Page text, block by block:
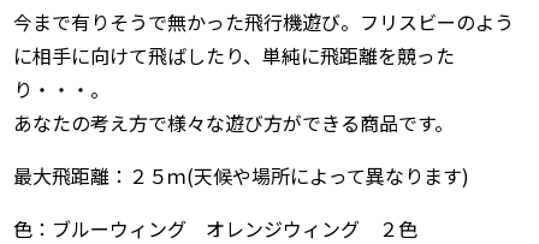
今まで有りそうで無かった飛行機遊び。フリスビーのよう
に相手に向けて飛ばしたり、単純に飛距離を競った
り・・・。
あなたの考え方で様々な遊び方ができる商品です。
最大飛距離：２５ｍ(天候や場所によって異なります)
色：ブルーウィング オレンジウィング ２色